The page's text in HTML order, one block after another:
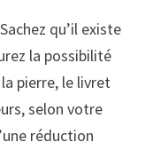
qu’il existe
la possibilité
pierre, le livret
selon votre
réduction